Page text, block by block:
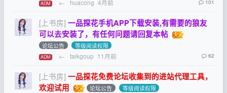
ADM ← huacong 4月前 101
[上书房] 一品探花手机APP下载安装,有需要的狼友
可以去安装了，有任何问题请回复本帖
论坛公告 等级阅读权限
ADM ← taikgoup 11月前 62
[上书房] 一品探花免费论坛收集到的进站代理工具，
欢迎试用
论坛公告 等级阅读权限